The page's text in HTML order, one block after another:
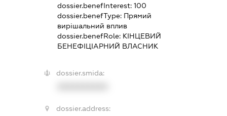
dossier.benefInterest: 100
dossier.benefType: Прямий
вирішальний вплив
dossier.benefRole: КІНЦЕВИЙ
БЕНЕФІЦІАРНИЙ ВЛАСНИК
dossier.smida:
dossier.address: